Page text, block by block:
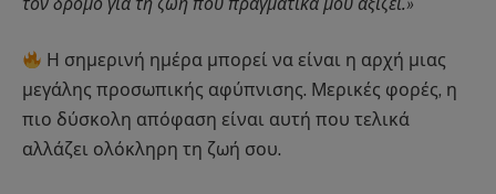
Η σημερινή ημέρα μπορεί να είναι η αρχή μιας
μεγάλης προσωπικής αφύπνισης. Μερικές φορές, η
πιο δύσκολη απόφαση είναι αυτή που τελικά
αλλάζει ολόκληρη τη ζωή σου.